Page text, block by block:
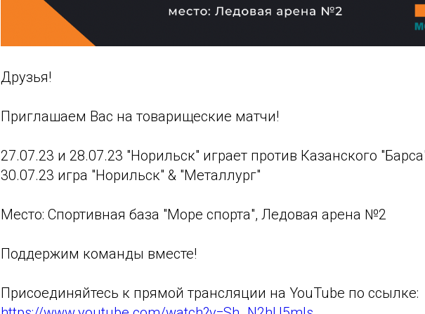
Друзья!
Приглашаем Вас на товарищеские матчи!
27.07.23 и 28.07.23 "Норильск" играет против Казанского
30.07.23 игра "Норильск" & "Металлург"
Место: Спортивная база "Море спорта", Ледовая арена №2
Поддержим команды вместе!
Присоединяйтесь к прямой трансляции на YouTube по ссылке: